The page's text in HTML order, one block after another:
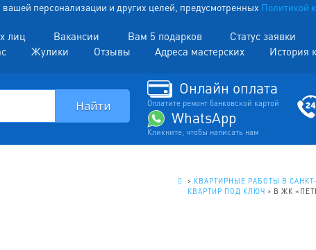
персонализации и других целей, предусмотренных Политикой
лиц Вакансии Вам 5 подарков Статус заявки
Жулики Отзывы Адреса мастерских История
Онлайн оплата
Оплатите ремонт банковской картой
WhatsApp
Кликните, чтобы написать нам
> КВАРТИРНЫЕ РАБОТЫ В
КВАРТИР ПОД КЛЮЧ > В ЖК